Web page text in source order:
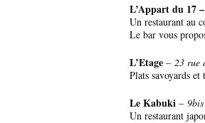
L’Appart du 17
Un restaurant au
Le bar vous
L’Etage – 23 rue
Plats savoyards
Le Kabuki –
Un restaurant